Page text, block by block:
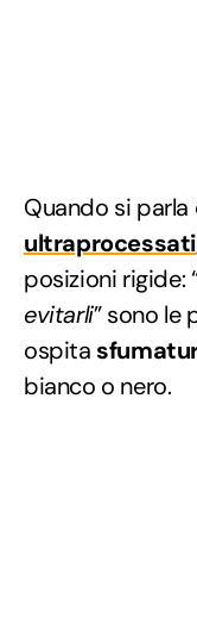
Quando si parla
ultraprocessati
posizioni rigide:
evitarli” sono le
ospita
bianco o nero.